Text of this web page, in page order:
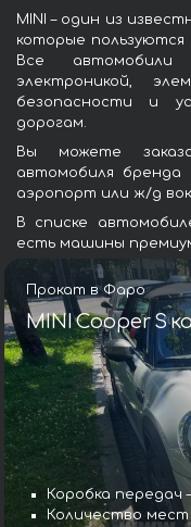
MINI – один из
которые
Все автомобили
электроникой,
безопасности и
дорогам.
Вы можете
автомобиля
аэропорт или ж/д
В списке
есть машины
Прокат в Фаро
MINI Cooper S
Коробка передач
Количество мест